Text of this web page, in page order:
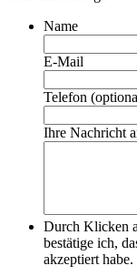
Name
E-Mail
Telefon
Ihre Nachricht
Durch Klicken
bestätige ich,
akzeptiert habe.